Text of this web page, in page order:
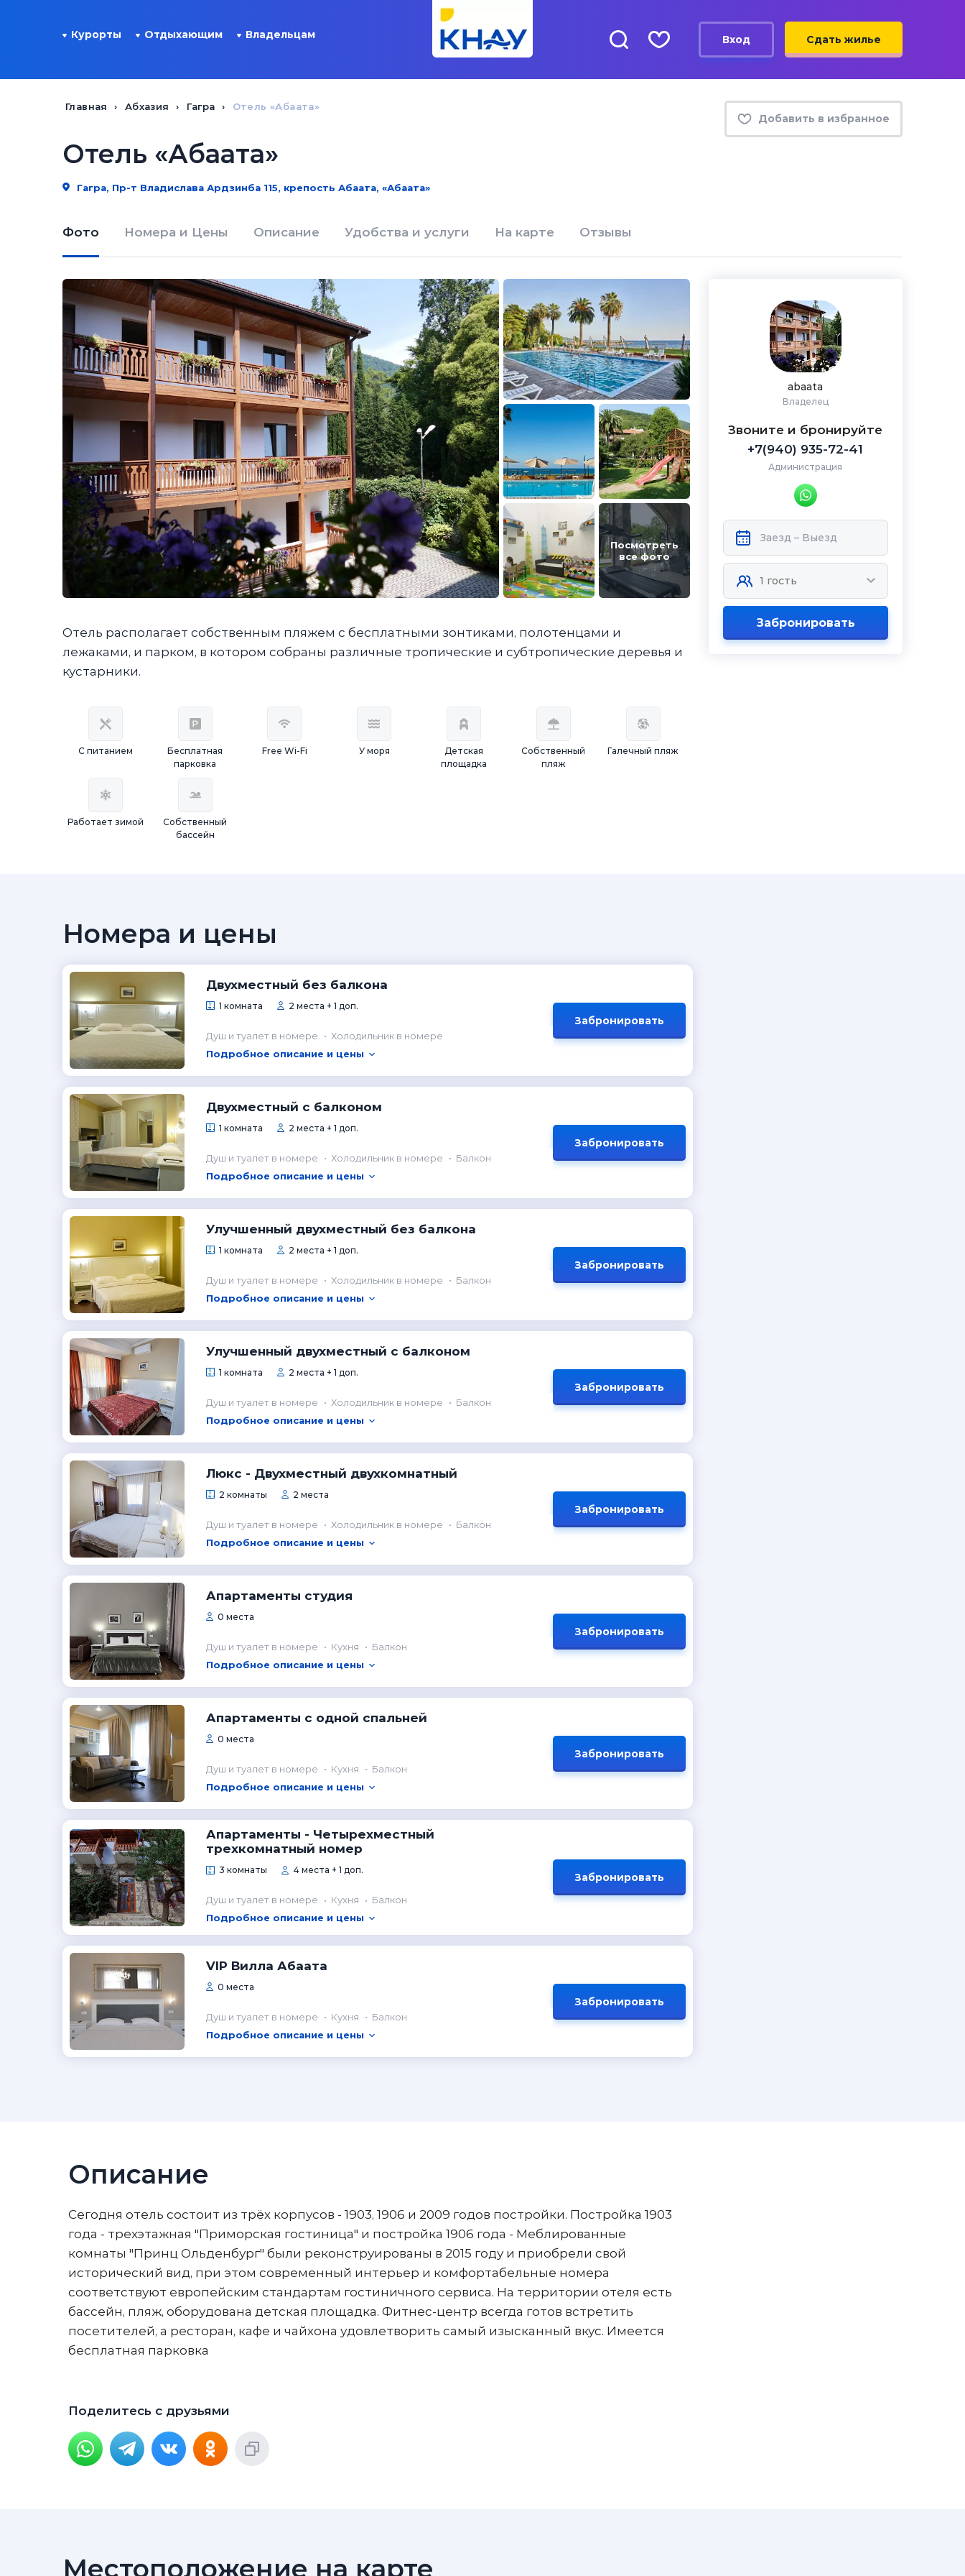
Курорты Отдыхающим Владельцам Вход Сдать жилье
Главная Абхазия Гагра Отель «Абаата»
Добавить в избранное
Отель «Абаата»
Гагра, Пр-т Владислава Ардзинба 115, крепость Абаата, «Абаата»
Фото Номера и Цены Описание Удобства и услуги На карте Отзывы
Посмотреть
все фото
abaata
Владелец
Звоните и бронируйте
+7(940) 935-72-41
Администрация
Забронировать
Отель располагает собственным пляжем с бесплатными зонтиками, полотенцами и
лежаками, и парком, в котором собраны различные тропические и субтропические деревья и
кустарники.
С питанием
Бесплатная
парковка
Free Wi-Fi У моря
Детская
площадка
Собственный
пляж
Галечный пляж
Работает зимой
Собственный
бассейн
Номера и цены
Двухместный без балкона
1 комната 2 места + 1 доп.
Душ и туалет в номере
Холодильник в номере
Подробное описание и цены
Забронировать
Двухместный с балконом
1 комната 2 места + 1 доп.
Душ и туалет в номере Холодильник в номере
Балкон
Подробное описание и цены
Забронировать
Улучшенный двухместный без балкона
1 комната 2 места + 1 доп.
Душ и туалет в номере Холодильник в номере
Балкон
Подробное описание и цены
Забронировать
Улучшенный двухместный с балконом
1 комната 2 места + 1 доп.
Душ и туалет в номере Холодильник в номере
Балкон
Подробное описание и цены
Забронировать
Люкс - Двухместный двухкомнатный
2 комнаты 2 места
Душ и туалет в номере Холодильник в номере
Балкон
Подробное описание и цены
Забронировать
Апартаменты студия
0 места
Душ и туалет в номере Кухня
Балкон
Подробное описание и цены
Забронировать
Апартаменты с одной спальней
0 места
Душ и туалет в номере Кухня
Балкон
Подробное описание и цены
Забронировать
Апартаменты - Четырехместный
трехкомнатный номер
3 комнаты 4 места + 1 доп.
Душ и туалет в номере Кухня
Балкон
Подробное описание и цены
Забронировать
VIP Вилла Абаата
0 места
Душ и туалет в номере Кухня
Балкон
Подробное описание и цены
Забронировать
Описание
Сегодня отель состоит из трёх корпусов - 1903, 1906 и 2009 годов постройки. Постройка 1903
года - трехэтажная "Приморская гостиница" и постройка 1906 года - Меблированные
комнаты "Принц Ольденбург" были реконструированы в 2015 году и приобрели свой
исторический вид, при этом современный интерьер и комфортабельные номера
соответствуют европейским стандартам гостиничного сервиса. На территории отеля есть
бассейн, пляж, оборудована детская площадка. Фитнес-центр всегда готов встретить
посетителей, а ресторан, кафе и чайхона удовлетворить самый изысканный вкус. Имеется
бесплатная парковка
Поделитесь с друзьями
Местоположение на карте